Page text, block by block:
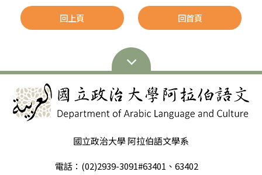
回上頁 回首頁
國立政治大學 阿拉伯語文學系
電話：(02)2939-3091#63401、63402